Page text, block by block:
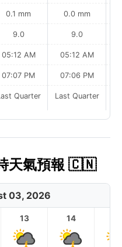
0.1 mm
9.0
05:12 AM
07:07 PM
Quarter
0.0 mm
9.0
05:12 AM
07:06 PM
Last Quarter
天氣預報 🇨🇳
03, 2026
13 14